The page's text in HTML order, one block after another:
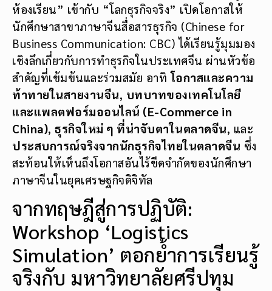
ห้องเรียน” เข้ากับ “โลกธุรกิจจริง” เปิดโอกาสให้
นักศึกษาสาขาภาษาจีนสื่อสารธุรกิจ (Chinese for
Business Communication: CBC) ได้เรียนรู้มุมมอง
เชิงลึกเกี่ยวกับการทำธุรกิจในประเทศจีน ผ่านหัวข้อ
สำคัญที่เข้มข้นและร่วมสมัย อาทิโอกาสและความ
ท้าทายในสายงานจีน, บทบาทของเทคโนโลยี
และแพลตฟอร์มออนไลน์ (E-Commerce in
China), ธุรกิจใหม่ ๆ ที่น่าจับตาในตลาดจีน, และ
ประสบการณ์จริงจากนักธุรกิจไทยในตลาดจีน ซึ่ง
สะท้อนให้เห็นถึงโอกาสอันไร้ขีดจำกัดของนักศึกษา
ภาษาจีนในยุคเศรษฐกิจดิจิทัล
จากทฤษฎีสู่การปฏิบัติ:
Workshop ‘Logistics
Simulation’ ตอกย้ำการเรียนรู้
จริงกับ มหาวิทยาลัยศรีปทุม